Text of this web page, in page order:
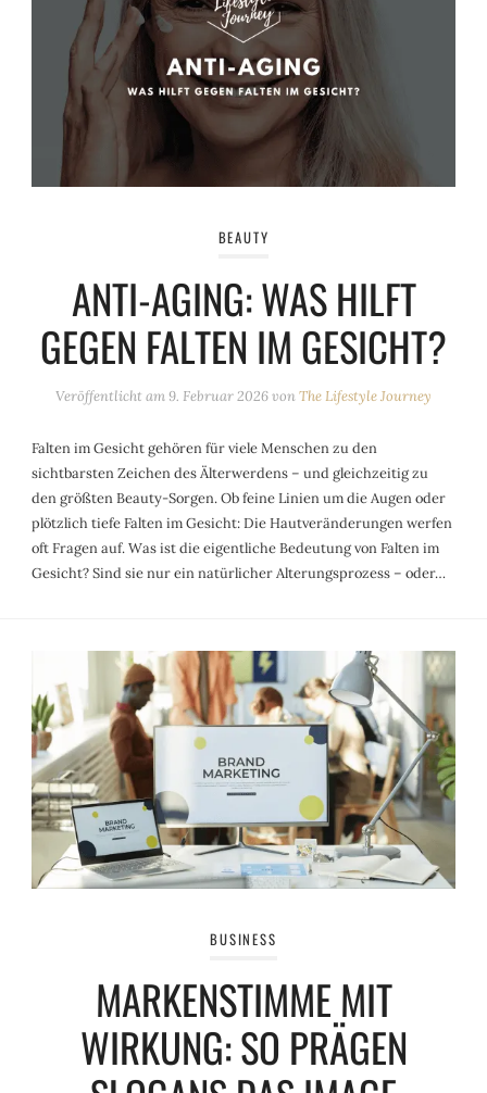
BEAUTY
ANTI-AGING: WAS HILFT
GEGEN FALTEN IM GESICHT?
Veröffentlicht am 9. Februar 2026vonThe Lifestyle Journey
Falten im Gesicht gehören für viele Menschen zu den
sichtbarsten Zeichen des Älterwerdens – und gleichzeitig zu
den größten Beauty-Sorgen. Ob feine Linien um die Augen oder
plötzlich tiefe Falten im Gesicht: Die Hautveränderungen werfen
oft Fragen auf. Was ist die eigentliche Bedeutung von Falten im
Gesicht? Sind sie nur ein natürlicher Alterungsprozess – oder…
BUSINESS
MARKENSTIMME MIT
WIRKUNG: SO PRÄGEN